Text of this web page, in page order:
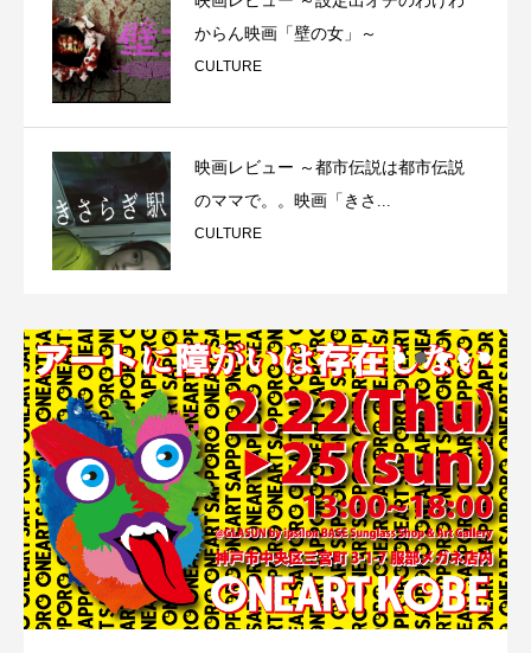
からん映画「壁の女」～
CULTURE
映画レビュー ～都市伝説は都市伝説
のママで。。映画「きさ...
CULTURE